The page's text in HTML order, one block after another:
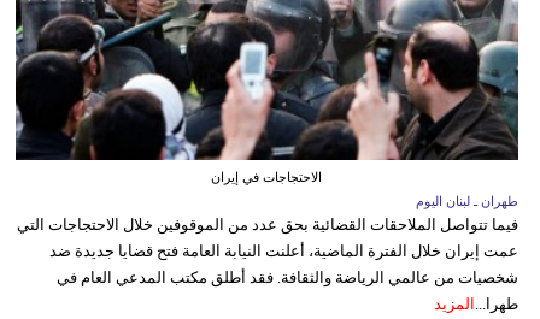
الاحتجاجات في إيران
طهران ـ لبنان اليوم
فيما تتواصل الملاحقات القضائية بحق عدد من الموقوفين خلال الاحتجاجات التي
عمت إيران خلال الفترة الماضية، أعلنت النيابة العامة فتح قضايا جديدة ضد
شخصيات من عالمي الرياضة والثقافة. فقد أطلق مكتب المدعي العام في
طهرا... المزيد